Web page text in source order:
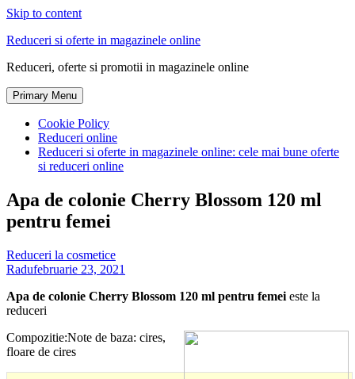
Skip to content
Reduceri si oferte in magazinele online
Reduceri, oferte si promotii in magazinele online
Primary Menu
Cookie Policy
Reduceri online
Reduceri si oferte in magazinele online: cele mai bune oferte
si reduceri online
Apa de colonie Cherry Blossom 120 ml
pentru femei
Reduceri la cosmetice
Radufebruarie 23, 2021
Apa de colonie Cherry Blossom 120 ml pentru femei este la
reduceri
Compozitie:Note de baza: cires,
floare de cires